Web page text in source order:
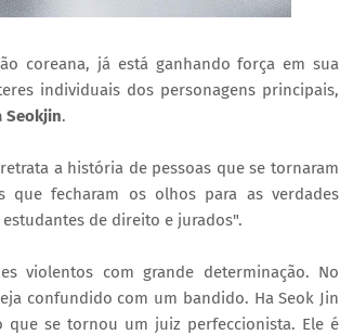
coreana, já está ganhando força em sua
individuais dos personagens principais,
Seokjin.
a história de pessoas que se tornaram
que fecharam os olhos para as verdades
de direito e jurados".
violentos com grande determinação. No
confundido com um bandido. Ha Seok Jin
que se tornou um juiz perfeccionista. Ele é